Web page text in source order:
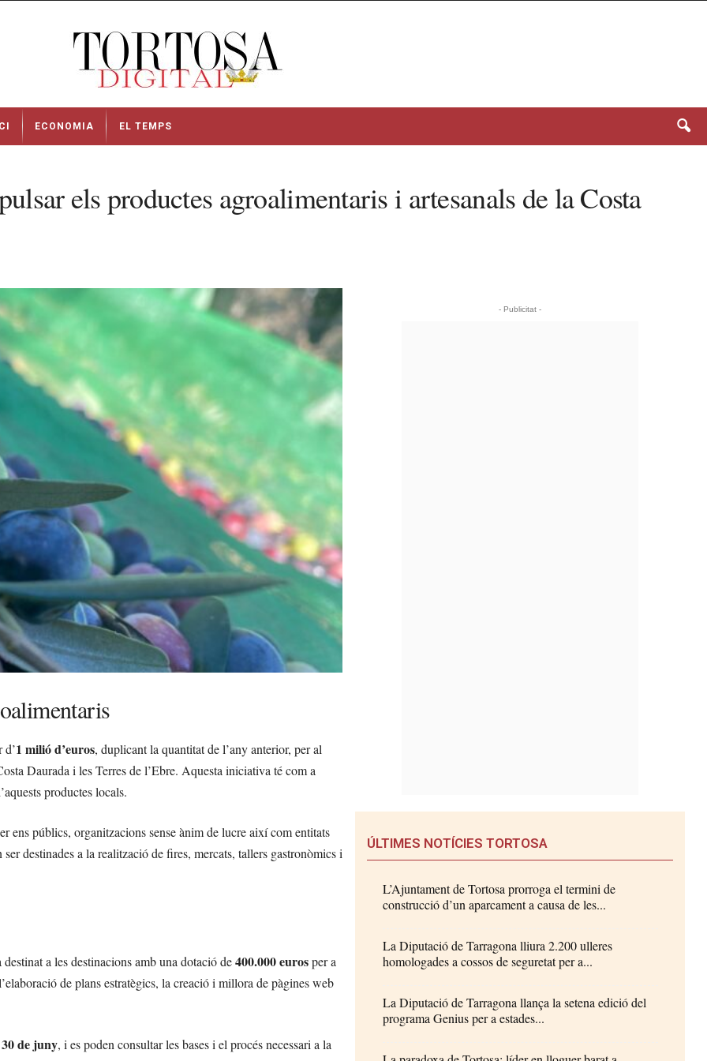
ECONOMIA EL TEMPS
els productes agroalimentaris i artesanals de la Costa
1 milió d’euros, duplicant la quantitat de l’any anterior, per al
Daurada i les Terres de l’Ebre. Aquesta iniciativa té com a
productes locals.
ens públics, organitzacions sense ànim de lucre així com entitats
destinades a la realització de fires, mercats, tallers gastronòmics i
a les destinacions amb una dotació de400.000 eurosper a
de plans estratègics, la creació i millora de pàgines web
30 de juny, i es poden consultar les bases i el procés necessari a la
- Publicitat -
ÚLTIMES NOTÍCIES TORTOSA
L’Ajuntament de Tortosa prorroga el termini de
construcció d’un aparcament a causa de les...
La Diputació de Tarragona lliura 2.200 ulleres
homologades a cossos de seguretat per a...
La Diputació de Tarragona llança la setena edició del
programa Genius per a estades...